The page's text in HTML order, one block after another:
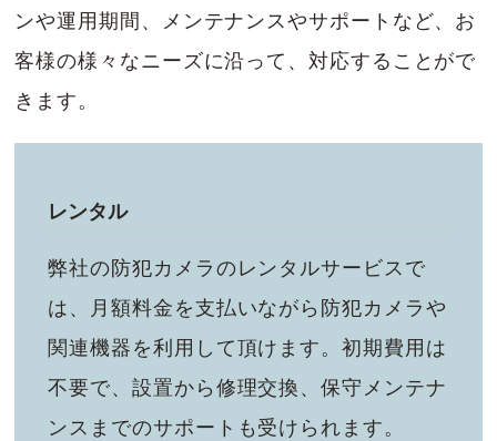
ンや運用期間、メンテナンスやサポートなど、お
客様の様々なニーズに沿って、対応することがで
きます。
レンタル
弊社の防犯カメラのレンタルサービスで
は、月額料金を支払いながら防犯カメラや
関連機器を利用して頂けます。初期費用は
不要で、設置から修理交換、保守メンテナ
ンスまでのサポートも受けられます。